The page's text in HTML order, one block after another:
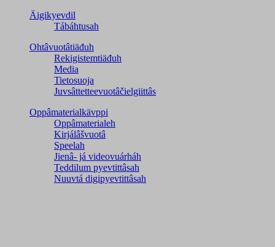
Äigikyevdil
Tábáhtusah
Ohtâvuotâtiäđuh
Rekigistemtiäđuh
Media
Tietosuoja
Juvsâttetteevuotâčielgiittâs
Oppâmaterialkävppi
Oppâmaterialeh
Kirjálâšvuotâ
Speelah
Jienâ- já videovuárháh
Teddilum pyevtittâsah
Nuuvtá digipyevtittâsah